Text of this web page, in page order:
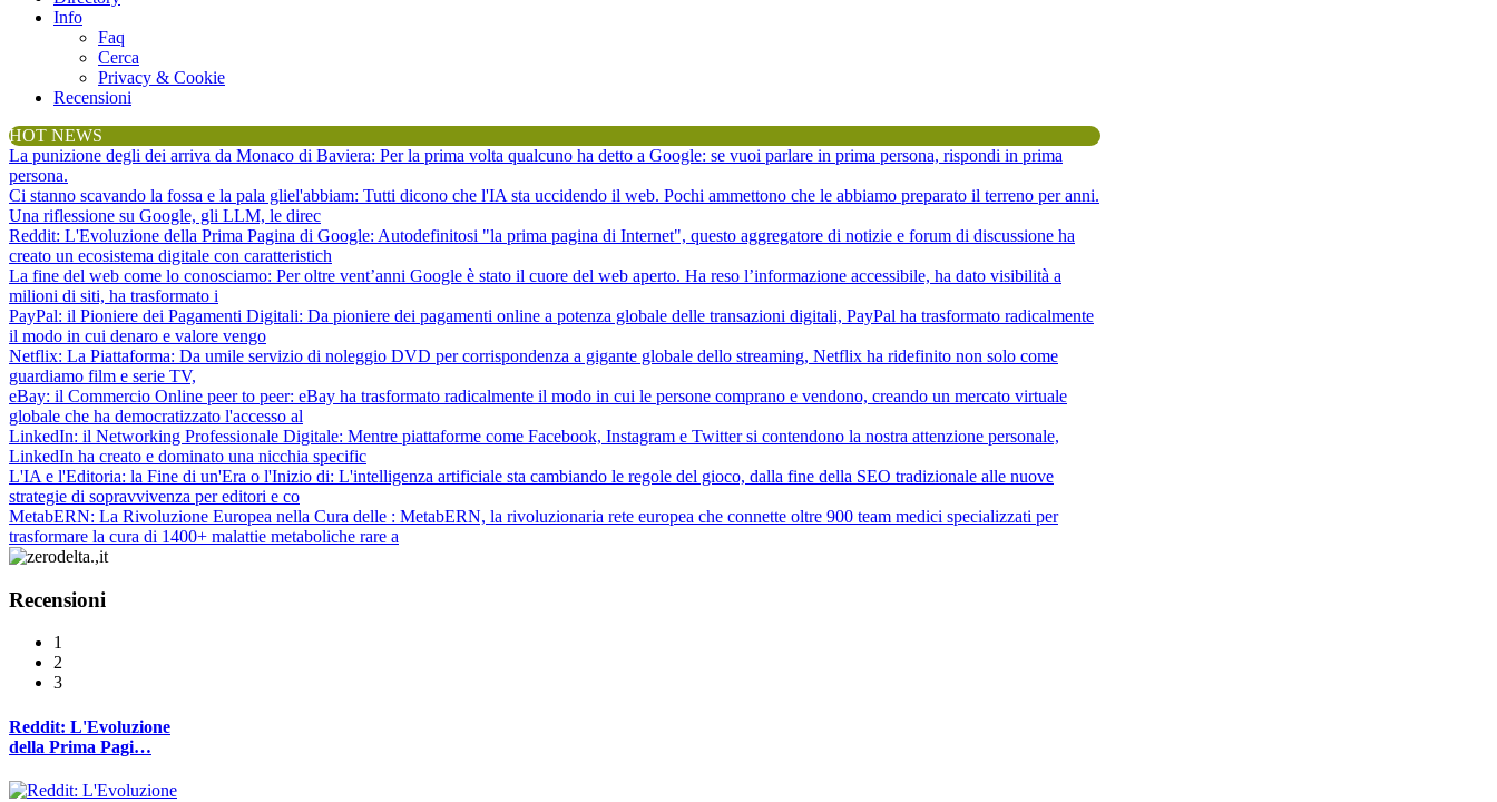
Info
Faq
Cerca
Privacy & Cookie
Recensioni
HOT NEWS
La punizione degli dei arriva da Monaco di Baviera: Per la prima volta qualcuno ha detto a Google: se vuoi parlare in prima persona, rispondi in prima
persona.
Ci stanno scavando la fossa e la pala gliel'abbiam: Tutti dicono che l'IA sta uccidendo il web. Pochi ammettono che le abbiamo preparato il terreno per anni.
Una riflessione su Google, gli LLM, le direc
Reddit: L'Evoluzione della Prima Pagina di Google: Autodefinitosi "la prima pagina di Internet", questo aggregatore di notizie e forum di discussione ha
creato un ecosistema digitale con caratteristich
La fine del web come lo conosciamo: Per oltre vent’anni Google è stato il cuore del web aperto. Ha reso l’informazione accessibile, ha dato visibilità a
milioni di siti, ha trasformato i
PayPal: il Pioniere dei Pagamenti Digitali: Da pioniere dei pagamenti online a potenza globale delle transazioni digitali, PayPal ha trasformato radicalmente
il modo in cui denaro e valore vengo
Netflix: La Piattaforma: Da umile servizio di noleggio DVD per corrispondenza a gigante globale dello streaming, Netflix ha ridefinito non solo come
guardiamo film e serie TV,
eBay: il Commercio Online peer to peer: eBay ha trasformato radicalmente il modo in cui le persone comprano e vendono, creando un mercato virtuale
globale che ha democratizzato l'accesso al
LinkedIn: il Networking Professionale Digitale: Mentre piattaforme come Facebook, Instagram e Twitter si contendono la nostra attenzione personale,
LinkedIn ha creato e dominato una nicchia specific
L'IA e l'Editoria: la Fine di un'Era o l'Inizio di: L'intelligenza artificiale sta cambiando le regole del gioco, dalla fine della SEO tradizionale alle nuove
strategie di sopravvivenza per editori e co
MetabERN: La Rivoluzione Europea nella Cura delle : MetabERN, la rivoluzionaria rete europea che connette oltre 900 team medici specializzati per
trasformare la cura di 1400+ malattie metaboliche rare a
Recensioni
1
2
3
Reddit: L'Evoluzione
della Prima Pagi…